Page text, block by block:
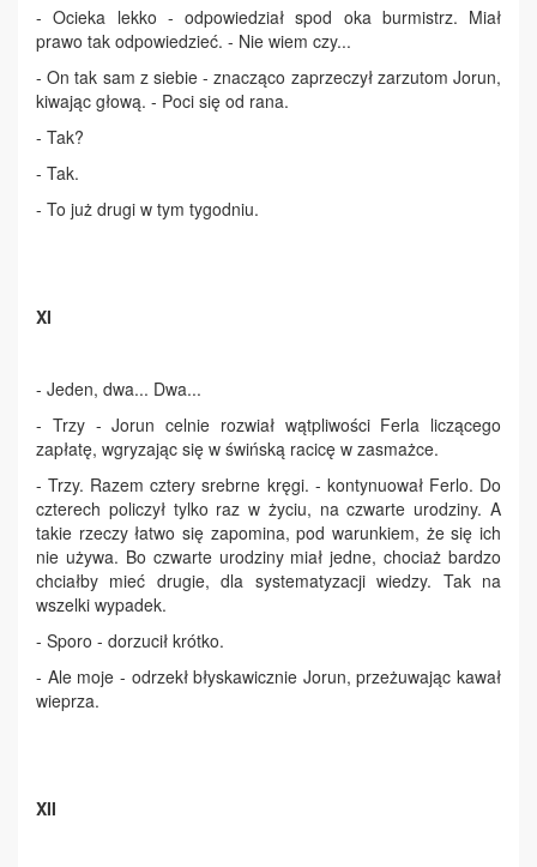
- Ocieka lekko - odpowiedział spod oka burmistrz. Miał
prawo tak odpowiedzieć. - Nie wiem czy...
- On tak sam z siebie - znacząco zaprzeczył zarzutom Jorun,
kiwając głową. - Poci się od rana.
- Tak?
- Tak.
- To już drugi w tym tygodniu.
XI
- Jeden, dwa... Dwa...
- Trzy - Jorun celnie rozwiał wątpliwości Ferla liczącego
zapłatę, wgryzając się w świńską racicę w zasmażce.
- Trzy. Razem cztery srebrne kręgi. - kontynuował Ferlo. Do
czterech policzył tylko raz w życiu, na czwarte urodziny. A
takie rzeczy łatwo się zapomina, pod warunkiem, że się ich
nie używa. Bo czwarte urodziny miał jedne, chociaż bardzo
chciałby mieć drugie, dla systematyzacji wiedzy. Tak na
wszelki wypadek.
- Sporo - dorzucił krótko.
- Ale moje - odrzekł błyskawicznie Jorun, przeżuwając kawał
wieprza.
XII